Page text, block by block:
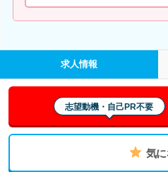
求人情報
志望動機・自己PR不要
気